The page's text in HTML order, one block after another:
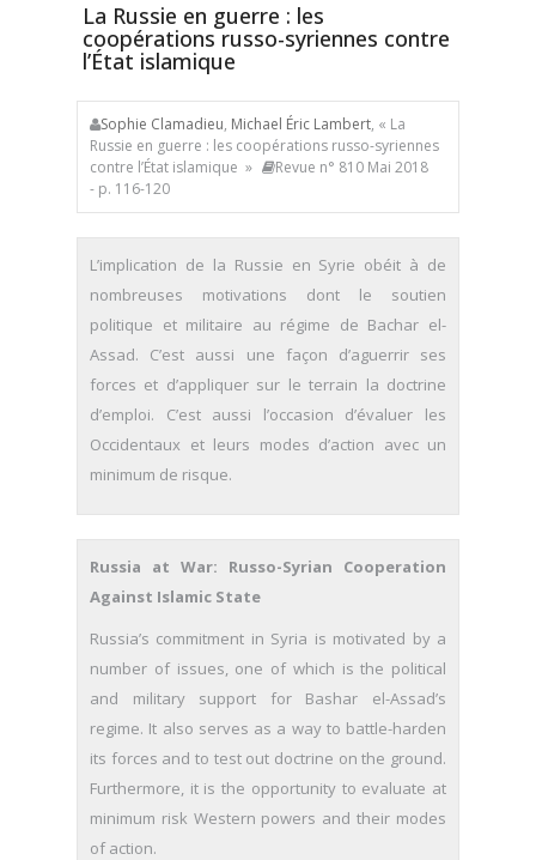
La Russie en guerre : les
coopérations russo-syriennes contre
l’État islamique
Sophie Clamadieu, Michael Éric Lambert, « La
Russie en guerre : les coopérations russo-syriennes
contre l’État islamique »
Revue n° 810 Mai 2018
- p. 116-120
L’implication de la Russie en Syrie obéit à de
nombreuses motivations dont le soutien
politique et militaire au régime de Bachar el-
Assad. C’est aussi une façon d’aguerrir ses
forces et d’appliquer sur le terrain la doctrine
d’emploi. C’est aussi l’occasion d’évaluer les
Occidentaux et leurs modes d’action avec un
minimum de risque.
Russia at War: Russo-Syrian Cooperation
Against Islamic State
Russia’s commitment in Syria is motivated by a
number of issues, one of which is the political
and military support for Bashar el-Assad’s
regime. It also serves as a way to battle-harden
its forces and to test out doctrine on the ground.
Furthermore, it is the opportunity to evaluate at
minimum risk Western powers and their modes
of action.